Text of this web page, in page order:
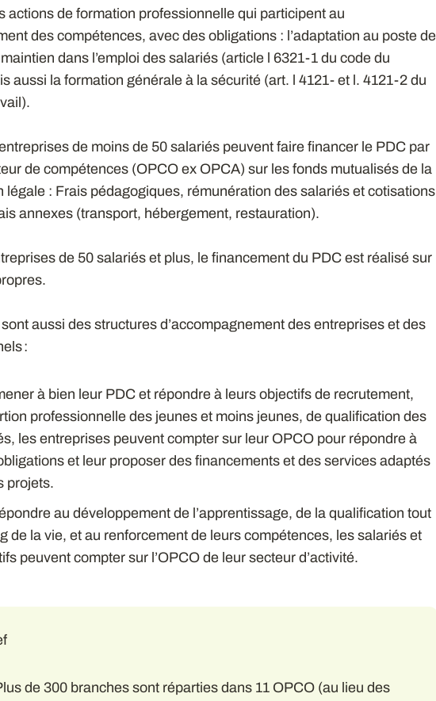
actions de formation professionnelle qui participent au
des compétences, avec des obligations : l’adaptation au poste de
dans l’emploi des salariés (article l 6321-1 du code du
aussi la formation générale à la sécurité (art. l 4121- et l. 4121-2 du
de moins de 50 salariés peuvent faire financer le PDC par
de compétences (OPCO ex OPCA) sur les fonds mutualisés de la
légale : Frais pédagogiques, rémunération des salariés et cotisations
annexes (transport, hébergement, restauration).
de 50 salariés et plus, le financement du PDC est réalisé sur
aussi des structures d’accompagnement des entreprises et des
:
à bien leur PDC et répondre à leurs objectifs de recrutement,
professionnelle des jeunes et moins jeunes, de qualification des
les entreprises peuvent compter sur leur OPCO pour répondre à
et leur proposer des financements et des services adaptés
projets.
au développement de l’apprentissage, de la qualification tout
de la vie, et au renforcement de leurs compétences, les salariés et
peuvent compter sur l’OPCO de leur secteur d’activité.
de 300 branches sont réparties dans 11 OPCO (au lieu des